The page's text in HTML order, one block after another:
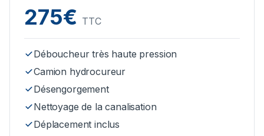
275€ TTC
Déboucheur très haute pression
Camion hydrocureur
Désengorgement
Nettoyage de la canalisation
Déplacement inclus